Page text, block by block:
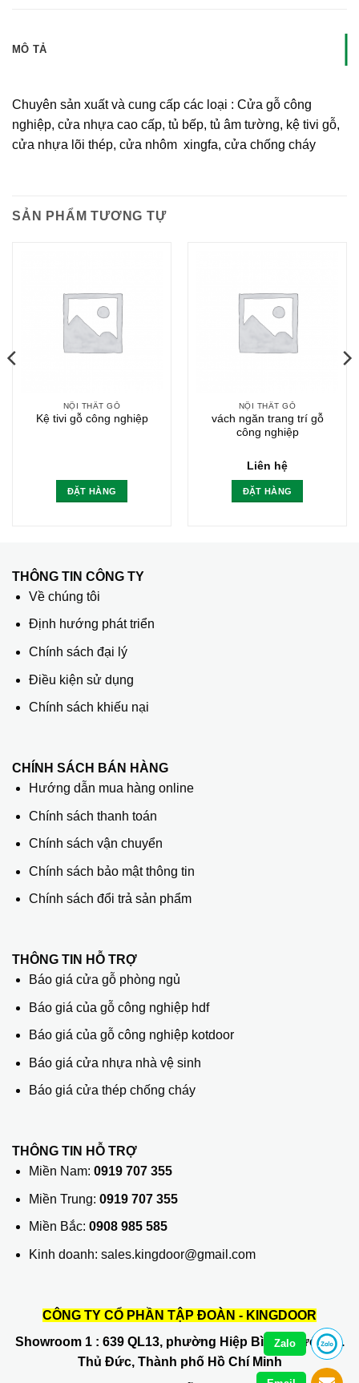
MÔ TẢ
Chuyên sản xuất và cung cấp các loại : Cửa gỗ công
nghiệp, cửa nhựa cao cấp, tủ bếp, tủ âm tường, kệ tivi gỗ,
cửa nhựa lõi thép, cửa nhôm xingfa, cửa chống cháy
SẢN PHẨM TƯƠNG TỰ
NỘI THẤT GỖ
Kệ tivi gỗ công nghiệp
ĐẶT HÀNG
NỘI THẤT GỖ
vách ngăn trang trí gỗ
công nghiệp
Liên hệ
ĐẶT HÀNG
THÔNG TIN CÔNG TY
Về chúng tôi
Định hướng phát triển
Chính sách đại lý
Điều kiện sử dụng
Chính sách khiếu nại
CHÍNH SÁCH BÁN HÀNG
Hướng dẫn mua hàng online
Chính sách thanh toán
Chính sách vận chuyển
Chính sách bảo mật thông tin
Chính sách đổi trả sản phẩm
THÔNG TIN HỖ TRỢ
Báo giá cửa gỗ phòng ngủ
Báo giá của gỗ công nghiệp hdf
Báo giá của gỗ công nghiệp kotdoor
Báo giá cửa nhựa nhà vệ sinh
Báo giá cửa thép chống cháy
THÔNG TIN HỖ TRỢ
Miền Nam: 0919 707 355
Miền Trung: 0919 707 355
Miền Bắc: 0908 985 585
Kinh doanh: sales.kingdoor@gmail.com
CÔNG TY CỔ PHẦN TẬP ĐOÀN - KINGDOOR
Showroom 1: 639 QL13, phường Hiệp Bình Phước, Q.
Thủ Đức, Thành phố Hồ Chí Minh
Zalo